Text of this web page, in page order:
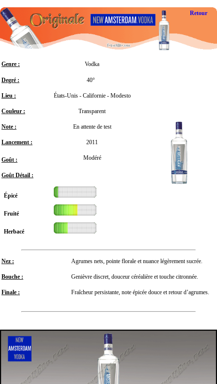
Retour
Genre : Vodka
Degré : 40°
Lieu : États-Unis - Californie - Modesto
Couleur : Transparent
Note : En attente de test
Lancement : 2011
Goût : Modéré
Goût Détail :
Épicé
Fruité
Herbacé
Nez : Agrumes nets, pointe florale et nuance légèrement sucrée.
Bouche : Genièvre discret, douceur céréalière et touche citronnée.
Finale : Fraîcheur persistante, note épicée douce et retour d’agrumes.